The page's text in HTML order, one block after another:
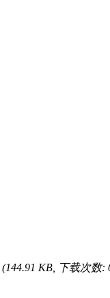
(144.91 KB, 下载次数: